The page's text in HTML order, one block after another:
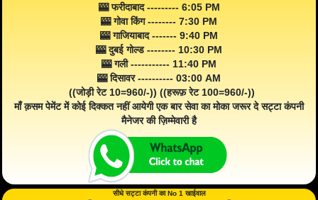
🎰 फरीदाबाद --------- 6:05 PM
🎰 गोवा किंग -------- 7:30 PM
🎰 गाजियाबाद ------- 9:40 PM
🎰 दुबई गोल्ड -------- 10:30 PM
🎰 गली ----------- 11:40 PM
🎰 दिसावर ---------- 03:00 AM
((जोड़ी रेट 10=960/-)) ((हरूफ़ रेट 100=960/-))
माँ क़सम पेमेंट में कोई दिक्कत नहीं आयेगी एक बार सेवा का मोका जरूर दे सट्टा कंपनी
मैनेजर की ज़िम्मेवारी है
सीधे सट्टा कंपनी का No 1 खाईवाल